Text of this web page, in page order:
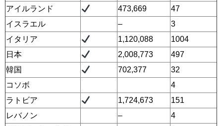
アイルランド
473,669
47
イスラエル
–
3
イタリア
1,120,088
1004
日本
2,008,773
497
韓国
702,377
32
コソボ
4
ラトビア
1,724,673
151
レバノン
–
4